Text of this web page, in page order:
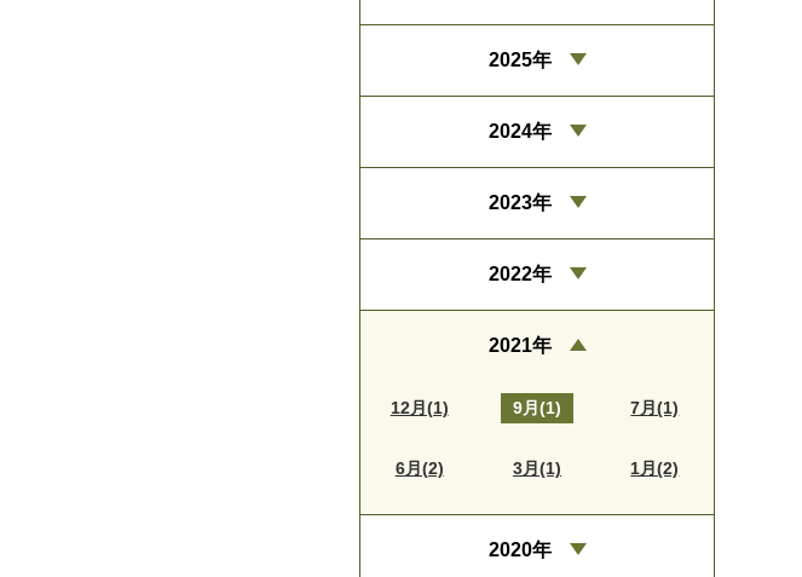
2025年
2024年
2023年
2022年
2021年
12月(1) 9月(1) 7月(1)
6月(2) 3月(1) 1月(2)
2020年